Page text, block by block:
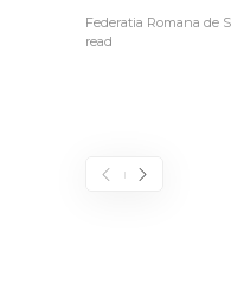
Federatia Romana de
read